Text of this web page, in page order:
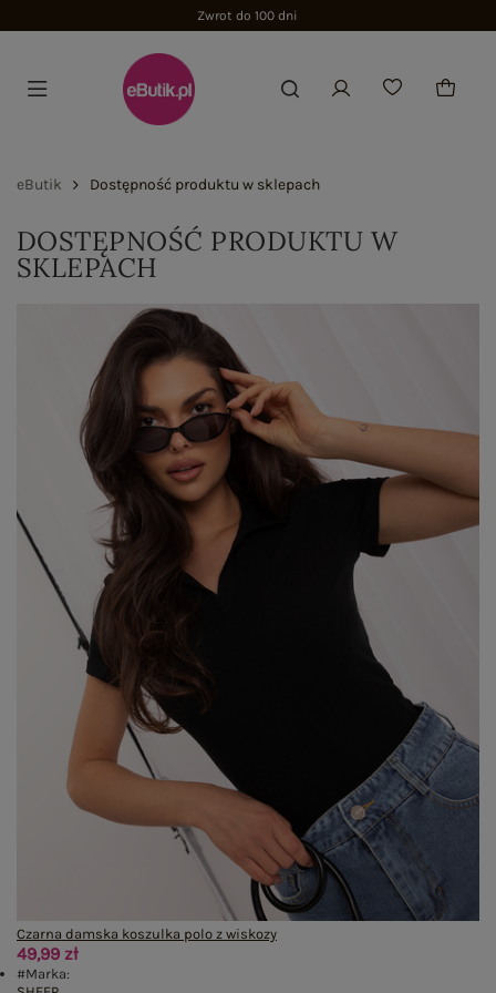
Zwrot do 100 dni
eButik Dostępność produktu w sklepach
DOSTĘPNOŚĆ PRODUKTU W
SKLEPACH
Czarna damska koszulka polo z wiskozy
49,99 zł
#Marka: